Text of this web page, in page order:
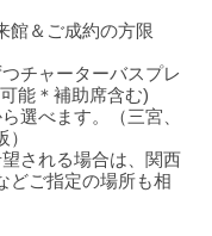
館＆ご成約の方限
チャーターバスプレ
能＊補助席含む)
選べます。（三宮、
される場合は、関西
どご指定の場所も相